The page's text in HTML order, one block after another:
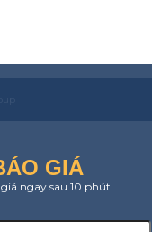
GIÁ
ngay sau 10 phút